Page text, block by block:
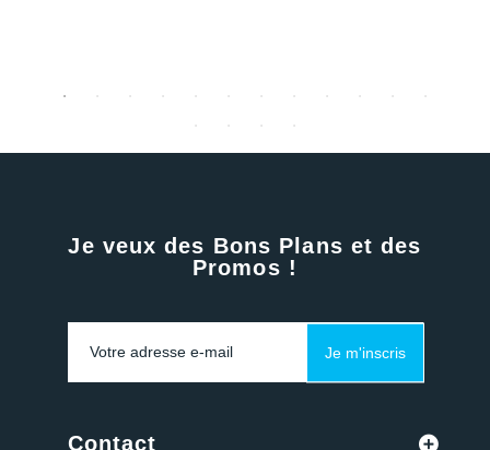
Je veux des Bons Plans et des
Promos !
Je m'inscris
Contact